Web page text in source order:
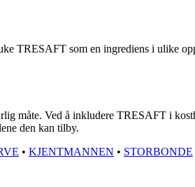
som en ingrediens i ulike
måte. Ved å inkludere TRESAFT i
den kan tilby.
• KJENTMANNEN • STORBONDE